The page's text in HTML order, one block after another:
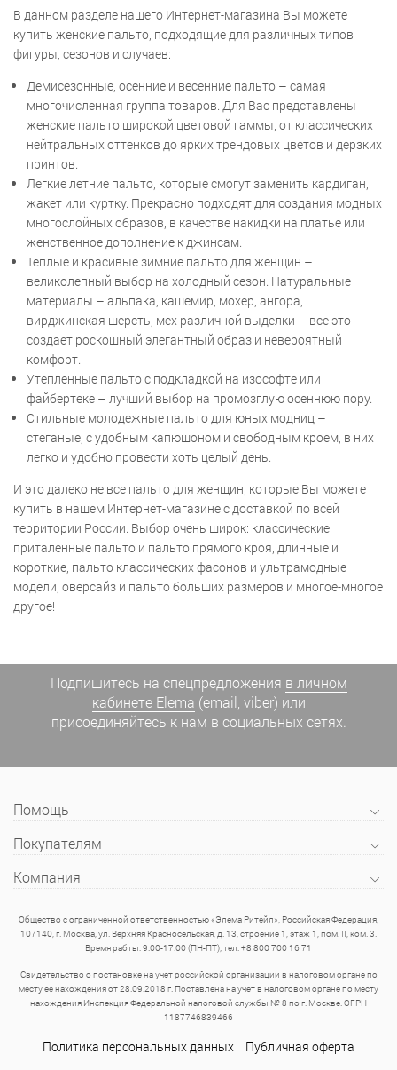
В данном разделе нашего Интернет-магазина Вы можете
купить женские пальто, подходящие для различных типов
фигуры, сезонов и случаев:
Демисезонные, осенние и весенние пальто – самая
многочисленная группа товаров. Для Вас представлены
женские пальто широкой цветовой гаммы, от классических
нейтральных оттенков до ярких трендовых цветов и дерзких
принтов.
Легкие летние пальто, которые смогут заменить кардиган,
жакет или куртку. Прекрасно подходят для создания модных
многослойных образов, в качестве накидки на платье или
женственное дополнение к джинсам.
Теплые и красивые зимние пальто для женщин –
великолепный выбор на холодный сезон. Натуральные
материалы – альпака, кашемир, мохер, ангора,
вирджинская шерсть, мех различной выделки – все это
создает роскошный элегантный образ и невероятный
комфорт.
Утепленные пальто с подкладкой на изософте или
файбертеке – лучший выбор на промозглую осеннюю пору.
Стильные молодежные пальто для юных модниц –
стеганые, с удобным капюшоном и свободным кроем, в них
легко и удобно провести хоть целый день.
И это далеко не все пальто для женщин, которые Вы можете
купить в нашем Интернет-магазине с доставкой по всей
территории России. Выбор очень широк: классические
приталенные пальто и пальто прямого кроя, длинные и
короткие, пальто классических фасонов и ультрамодные
модели, оверсайз и пальто больших размеров и многое-многое
другое!
Подпишитесь на спецпредложения в личном
кабинете Elema (email, viber) или
присоединяйтесь к нам в социальных сетях.
Помощь
Покупателям
Компания
Общество с ограниченной ответственностью «Элема Ритейл», Российская Федерация,
107140, г. Москва, ул. Верхняя Красносельская, д. 13, строение 1, этаж 1, пом. II, ком. 3.
Время рабты: 9.00-17.00 (ПН-ПТ); тел. +8 800 700 16 71
Свидетельство о постановке на учет российской организации в налоговом органе по
месту ее нахождения от 28.09.2018 г. Поставлена на учет в налоговом органе по месту
нахождения Инспекция Федеральной налоговой службы № 8 по г. Москве. ОГРН
1187746839466
Политика персональных данных Публичная оферта